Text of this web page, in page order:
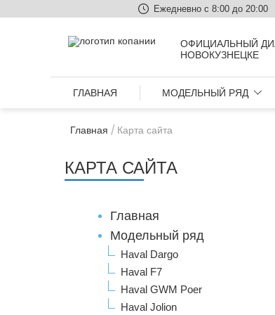
Ежедневно с 8:00 до 20:00
ОФИЦИАЛЬНЫЙ
НОВОКУЗНЕЦКЕ
ГЛАВНАЯ МОДЕЛЬНЫЙ РЯД
Главная Карта сайта
КАРТА САЙТА
Главная
Модельный ряд
Haval Dargo
Haval F7
Haval GWM Poer
Haval Jolion